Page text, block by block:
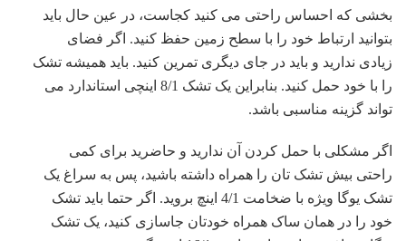
بخشی که احساس راحتی می کنید کجاست، در عین حال باید
بتوانید ارتباط خود را با سطح زمین حفظ کنید. اگر فضای
زیادی ندارید و باید در جای دیگری تمرین کنید. باید همیشه تشک
را با خود حمل کنید. بنابراین یک تشک 8/1 اینچی استاندارد می
تواند گزینه مناسبی باشد.
اگر مشکلی با حمل کردن آن ندارید و حاضرید برای کمی
راحتی بیش تشک تان را همراه داشته باشید، پس به سراغ یک
تشک یوگا ویژه با ضخامت 4/1 اینچ بروید. اگر حتما باید تشک
خود را در همان ساک همراه خودتان جاسازی کنید، یک تشک